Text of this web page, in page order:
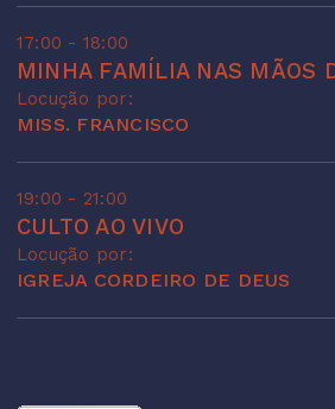
17:00 - 18:00
MINHA FAMÍLIA NAS MÃOS
Locução por:
MISS. FRANCISCO
19:00 - 21:00
CULTO AO VIVO
Locução por:
IGREJA CORDEIRO DE DEUS